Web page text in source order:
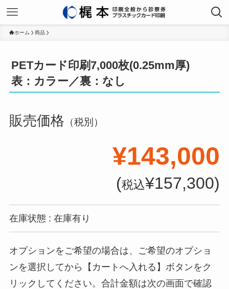
ホーム 商品
PETカード印刷7,000枚(0.25mm厚)
表：カラー／裏：なし
販売価格 （税別）
¥143,000
(税込¥157,300)
在庫状態 : 在庫有り
オプションをご希望の場合は、ご希望のオプショ
ンを選択してから【カートへ入れる】ボタンをク
リックしてください。合計金額は次の画面で確認